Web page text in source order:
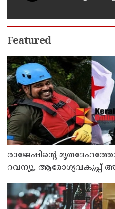
Featured
രാജേഷിന്റെ
റവന്യൂ, ആരോഗ്യവകുപ്പ്
ശക്തമായ